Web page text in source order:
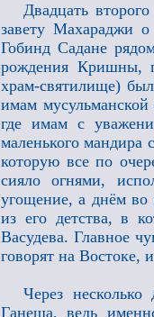
Двадцать
завету Махараджи
Гобинд Садане
рождения Кришны,
храм-святилище)
имам мусульманской
где имам с
маленького мандира
которую все по
сияло огнями,
угощение, а днём во
из его детства, в
Васудева. Главное
говорят на Востоке,
Через
Ганеша, ведь